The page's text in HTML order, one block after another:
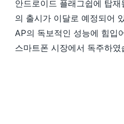
안드로이드 플래그쉽에 탑
의 출시가 이달로 예정되어
AP의 독보적인 성능에 힘입
스마트폰 시장에서 독주하였